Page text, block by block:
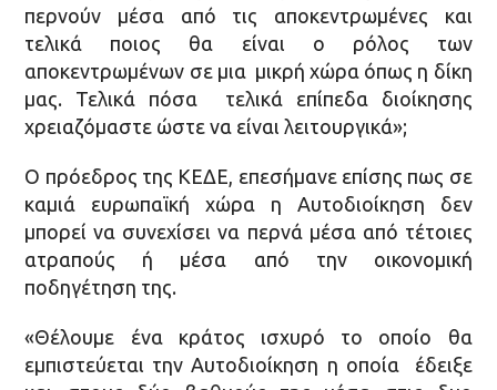
περνούν μέσα από τις αποκεντρωμένες και
τελικά ποιος θα είναι ο ρόλος των
αποκεντρωμένων σε μια μικρή χώρα όπως η δίκη
μας. Τελικά πόσα τελικά επίπεδα διοίκησης
χρειαζόμαστε ώστε να είναι λειτουργικά»;
Ο πρόεδρος της ΚΕΔΕ, επεσήμανε επίσης πως σε
καμιά ευρωπαϊκή χώρα η Αυτοδιοίκηση δεν
μπορεί να συνεχίσει να περνά μέσα από τέτοιες
ατραπούς ή μέσα από την οικονομική
ποδηγέτηση της.
«Θέλουμε ένα κράτος ισχυρό το οποίο θα
εμπιστεύεται την Αυτοδιοίκηση η οποία έδειξε